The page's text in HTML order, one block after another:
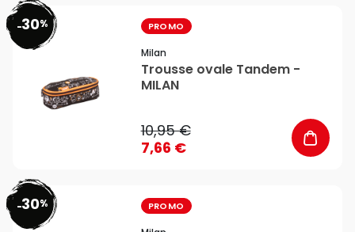
-30% PROMO
Milan
Trousse ovale Tandem -
MILAN
10,95 €
7,66 €
-30% PROMO